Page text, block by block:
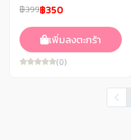
฿399฿350
เพิ่มลงตะกร้า
(0)